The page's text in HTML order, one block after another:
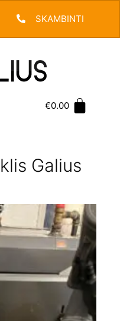
SKAMBINTI
€0.00
Galius